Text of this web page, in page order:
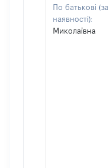
По батькові (за
наявності):
Миколаївна